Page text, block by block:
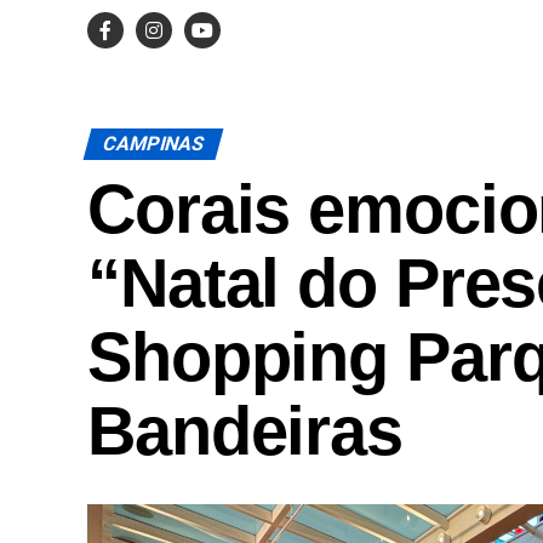
CAMPINAS
Corais
“Natal do
Shopping
Bandeiras